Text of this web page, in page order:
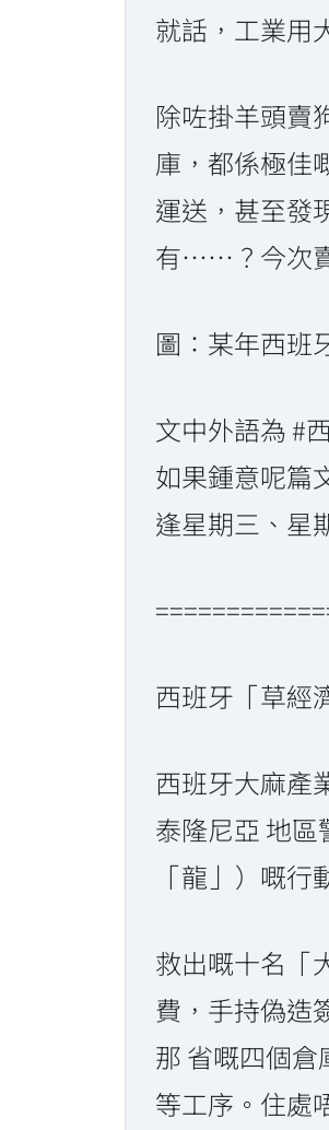
就話，工業用
除咗掛羊頭賣
庫，都係極佳
運送，甚至發
有……？今次
圖：某年西班
文中外語為 #
如果鍾意呢篇
逢星期三、星
西班牙「草經
西班牙大麻產
泰隆尼亞 地
「龍」）嘅
救出嘅十名「
費，手持偽造
那 省嘅四個
等工序。住處